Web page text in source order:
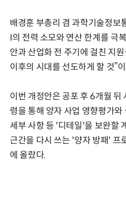
배경훈 부총리 겸 과학기술정보
I의 전력 소모와 연산 한계를 극
안과 산업화 전 주기에 걸친 지
이후의 시대를 선도하게 할 것”
이번 개정안은 공포 후 6개월 뒤
령을 통해 양자 사업 영향평가
세부 사항 등 '디테일'을 보완할
근간을 다시 쓰는 '양자 방패' 프
에 올랐다.